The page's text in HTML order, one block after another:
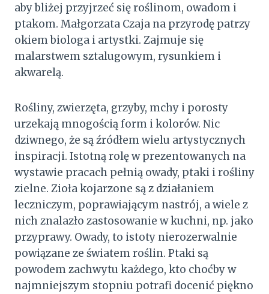
aby bliżej przyjrzeć się roślinom, owadom i
ptakom. Małgorzata Czaja na przyrodę patrzy
okiem biologa i artystki. Zajmuje się
malarstwem sztalugowym, rysunkiem i
akwarelą.
Rośliny, zwierzęta, grzyby, mchy i porosty
urzekają mnogością form i kolorów. Nic
dziwnego, że są źródłem wielu artystycznych
inspiracji. Istotną rolę w prezentowanych na
wystawie pracach pełnią owady, ptaki i rośliny
zielne. Zioła kojarzone są z działaniem
leczniczym, poprawiającym nastrój, a wiele z
nich znalazło zastosowanie w kuchni, np. jako
przyprawy. Owady, to istoty nierozerwalnie
powiązane ze światem roślin. Ptaki są
powodem zachwytu każdego, kto choćby w
najmniejszym stopniu potrafi docenić piękno